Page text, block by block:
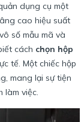
dụng cụ một
cao hiệu suất
số mẫu mã và
cách chọn hộp
tế. Một chiếc hộp
mang lại sự tiện
làm việc.